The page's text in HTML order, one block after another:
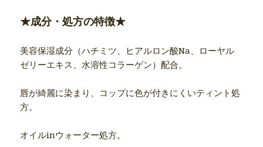
★成分・処方の特徴★
美容保湿成分（ハチミツ、ヒアルロン酸Na、ローヤル
ゼリーエキス、水溶性コラーゲン）配合。
唇が綺麗に染まり、コップに色が付きにくいティント処
方。
オイルinウォーター処方。